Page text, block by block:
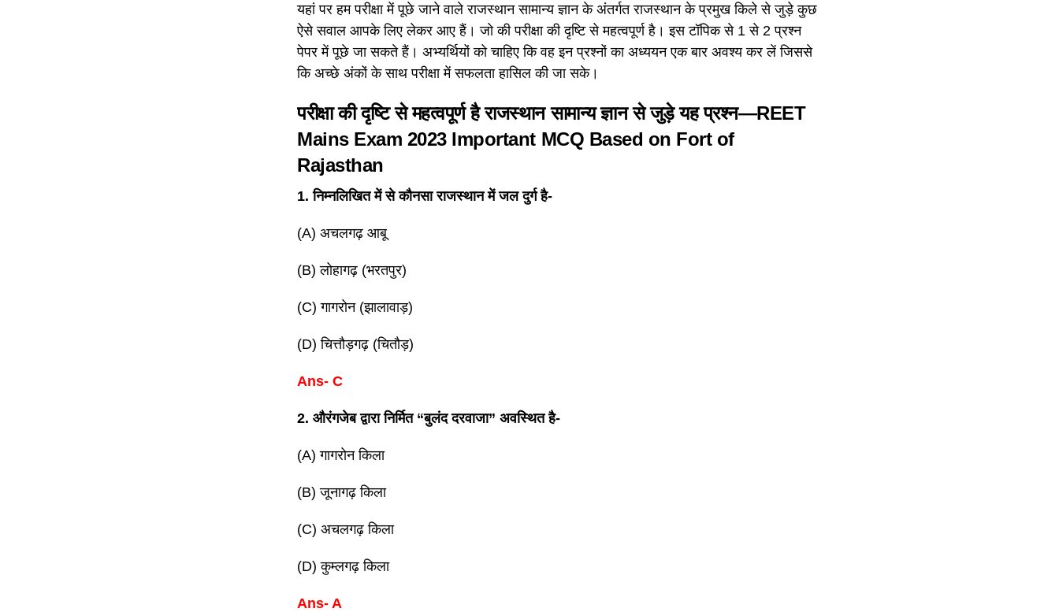
यहां पर हम परीक्षा में पूछे जाने वाले राजस्थान सामान्य ज्ञान के अंतर्गत राजस्थान के प्रमुख किले से जुड़े कुछ
ऐसे सवाल आपके लिए लेकर आए हैं। जो की परीक्षा की दृष्टि से महत्वपूर्ण है। इस टॉपिक से 1 से 2 प्रश्न
पेपर में पूछे जा सकते हैं। अभ्यर्थियों को चाहिए कि वह इन प्रश्नों का अध्ययन एक बार अवश्य कर लें जिससे
कि अच्छे अंकों के साथ परीक्षा में सफलता हासिल की जा सके।
परीक्षा की दृष्टि से महत्वपूर्ण है राजस्थान सामान्य ज्ञान से जुड़े यह प्रश्न—REET
Mains Exam 2023Important MCQ Based on Fort of
Rajasthan
1. निम्नलिखित में से कौनसा राजस्थान में जल दुर्ग है-
(A) अचलगढ़ आबू
(B) लोहागढ़ (भरतपुर)
(C) गागरोन (झालावाड़)
(D) चित्तौड़गढ़ (चितौड़)
Ans- C
2. औरंगजेब द्वारा निर्मित “बुलंद दरवाजा” अवस्थित है-
(A) गागरोन किला
(B) जूनागढ़ किला
(C) अचलगढ़ किला
(D) कुम्लगढ़ किला
Ans- A